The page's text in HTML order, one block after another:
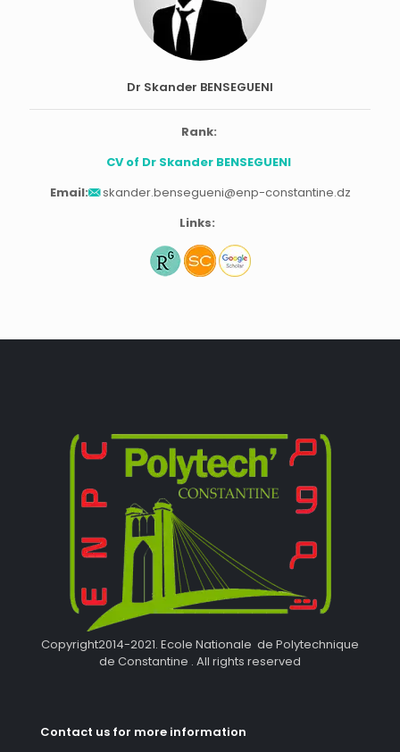
Dr Skander BENSEGUENI
Rank:
CV of Dr Skander BENSEGUENI
Email:
skander.bensegueni@enp-constantine.dz
Links:
Copyright2014-2021. Ecole Nationale de Polytechnique
de Constantine . All rights reserved
Contact us for more information